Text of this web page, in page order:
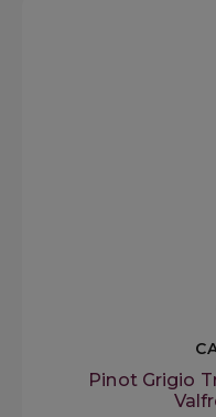
Pinot Grigio